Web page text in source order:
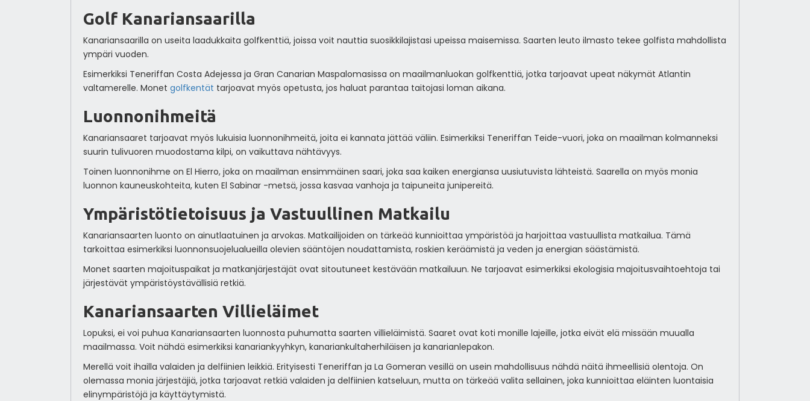
Golf Kanariansaarilla
Kanariansaarilla on useita laadukkaita golfkenttiä, joissa voit nauttia suosikkilajistasi upeissa maisemissa. Saarten leuto ilmasto tekee golfista mahdollista
ympäri vuoden.
Esimerkiksi Teneriffan Costa Adejessa ja Gran Canarian Maspalomasissa on maailmanluokan golfkenttiä, jotka tarjoavat upeat näkymät Atlantin
valtamerelle. Monet golfkentät tarjoavat myös opetusta, jos haluat parantaa taitojasi loman aikana.
Luonnonihmeitä
Kanariansaaret tarjoavat myös lukuisia luonnonihmeitä, joita ei kannata jättää väliin. Esimerkiksi Teneriffan Teide-vuori, joka on maailman kolmanneksi
suurin tulivuoren muodostama kilpi, on vaikuttava nähtävyys.
Toinen luonnonihme on El Hierro, joka on maailman ensimmäinen saari, joka saa kaiken energiansa uusiutuvista lähteistä. Saarella on myös monia
luonnon kauneuskohteita, kuten El Sabinar -metsä, jossa kasvaa vanhoja ja taipuneita junipereitä.
Ympäristötietoisuus ja Vastuullinen Matkailu
Kanariansaarten luonto on ainutlaatuinen ja arvokas. Matkailijoiden on tärkeää kunnioittaa ympäristöä ja harjoittaa vastuullista matkailua. Tämä
tarkoittaa esimerkiksi luonnonsuojelualueilla olevien sääntöjen noudattamista, roskien keräämistä ja veden ja energian säästämistä.
Monet saarten majoituspaikat ja matkanjärjestäjät ovat sitoutuneet kestävään matkailuun. Ne tarjoavat esimerkiksi ekologisia majoitusvaihtoehtoja tai
järjestävät ympäristöystävällisiä retkiä.
Kanariansaarten Villieläimet
Lopuksi, ei voi puhua Kanariansaarten luonnosta puhumatta saarten villieläimistä. Saaret ovat koti monille lajeille, jotka eivät elä missään muualla
maailmassa. Voit nähdä esimerkiksi kanariankyyhkyn, kanariankultaherhiläisen ja kanarianlepakon.
Merellä voit ihailla valaiden ja delfiinien leikkiä. Erityisesti Teneriffan ja La Gomeran vesillä on usein mahdollisuus nähdä näitä ihmeellisiä olentoja. On
olemassa monia järjestäjiä, jotka tarjoavat retkiä valaiden ja delfiinien katseluun, mutta on tärkeää valita sellainen, joka kunnioittaa eläinten luontaisia
elinympäristöjä ja käyttäytymistä.